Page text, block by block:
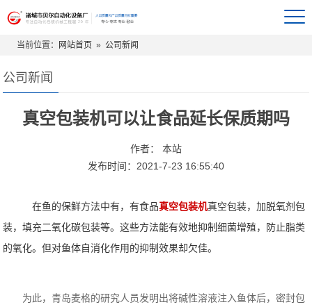
当前位置： 网站首页 »公司新闻
公司新闻
真空包装机可以让食品延长保质期吗
作者： 本站
发布时间：2021-7-23 16:55:40
在鱼的保鲜方法中有，有食品真空包装机真空包装，加脱氧剂包
装，填充二氧化碳包装等。这些方法能有效地抑制细菌增殖，防止脂类
的氧化。但对鱼体自消化作用的抑制效果却欠佳。
为此，青岛麦格的研究人员发明出将碱性溶液注入鱼体后，密封包